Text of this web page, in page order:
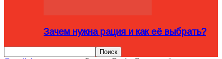
Зачем нужна рация и как её выбрать?